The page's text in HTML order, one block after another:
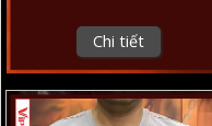
Chi tiết